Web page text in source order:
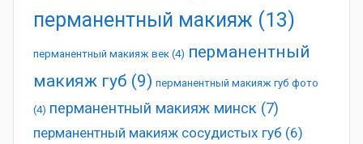
перманентный макияж (13)
перманентный макияж век (4) перманентный
макияж губ (9) перманентный макияж губ фото
(4) перманентный макияж минск (7)
перманентный макияж сосудистых губ (6)